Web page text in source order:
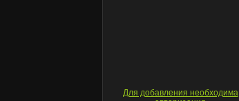
Для добавления необходима